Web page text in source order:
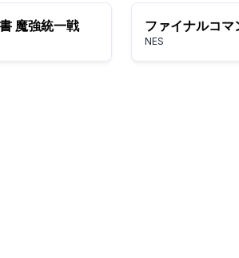
魔強統一戦
NES